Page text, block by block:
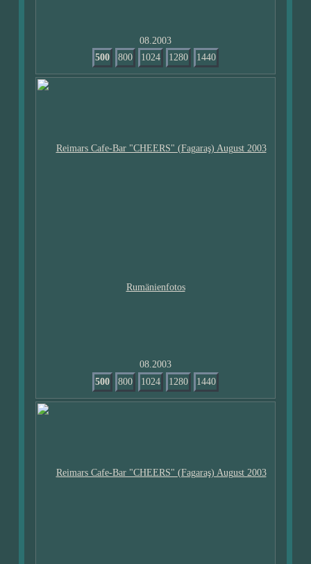
08.2003
500
800 1024 1280 1440
08.2003
500
800 1024 1280 1440